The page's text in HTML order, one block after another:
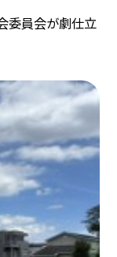
委員会が劇仕立